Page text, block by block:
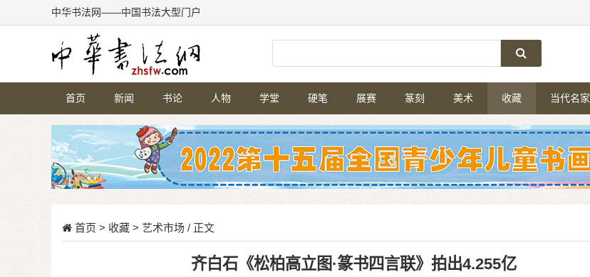
中华书法网——中国书法大型门户
首页 新闻 书论 人物 学堂 硬笔 展赛 篆刻 美术 收藏 当代名家
首页 > 收藏 > 艺术市场 / 正文
齐白石《松柏高立图·篆书四言联》拍出4.255亿